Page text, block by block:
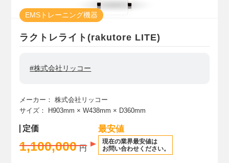
EMSトレーニング機器
ラクトレライト(rakutore LITE)
#株式会社リッコー
メーカー：
株式会社リッコー
サイズ：
H903mm × W438mm × D360mm
定価
1,100,000 円
最安値
現在の業界最安値は
お問い合わせください。